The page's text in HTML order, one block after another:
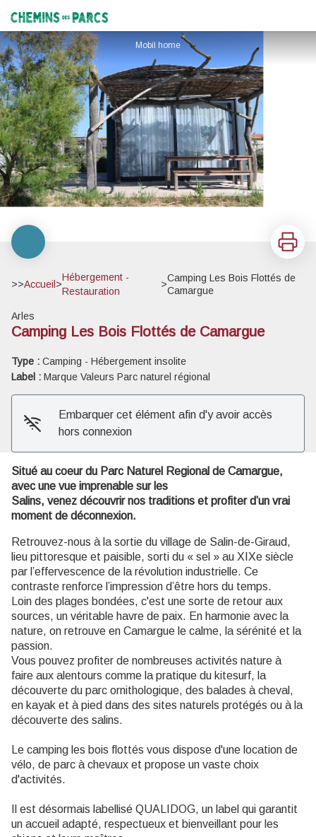
Chemins des Parcs
Mobil home
Voir l'image en plein écran
Imprimer
>>Accueil >
Hébergement -
Restauration
>
Camping Les Bois Flottés de
Camargue
Arles
Camping Les Bois Flottés de Camargue
Type : Camping - Hébergement insolite
Label : Marque Valeurs Parc naturel régional
Embarquer cet élément afin d'y avoir accès
hors connexion
Situé au coeur du Parc Naturel Regional de Camargue,
avec une vue imprenable sur les
Salins, venez découvrir nos traditions et profiter d’un vrai
moment de déconnexion.
Retrouvez-nous à la sortie du village de Salin-de-Giraud,
lieu pittoresque et paisible, sorti du « sel » au XIXe siècle
par l’effervescence de la révolution industrielle. Ce
contraste renforce l’impression d’être hors du temps.
Loin des plages bondées, c'est une sorte de retour aux
sources, un véritable havre de paix. En harmonie avec la
nature, on retrouve en Camargue le calme, la sérénité et la
passion.
Vous pouvez profiter de nombreuses activités nature à
faire aux alentours comme la pratique du kitesurf, la
découverte du parc ornithologique, des balades à cheval,
en kayak et à pied dans des sites naturels protégés ou à la
découverte des salins.
Le camping les bois flottés vous dispose d'une location de
vélo, de parc à chevaux et propose un vaste choix
d'activités.
Il est désormais labellisé QUALIDOG, un label qui garantit
un accueil adapté, respectueux et bienveillant pour les